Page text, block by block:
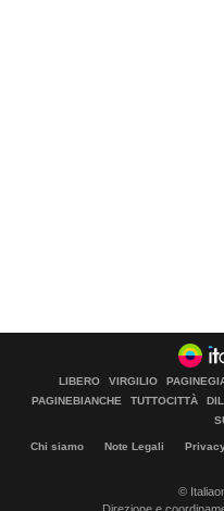
LIBERO VIRGILIO
PAGINEBIANCHE
TUTTOCITTÀ
Chi siamo Note Legali
©